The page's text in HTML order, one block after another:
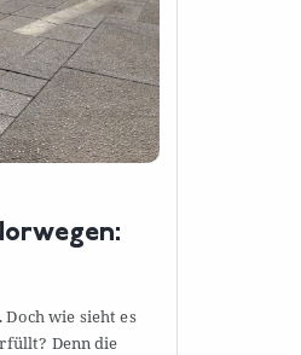
wie sieht es
Denn die